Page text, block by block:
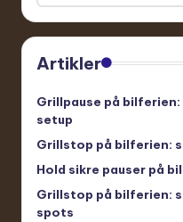
Artikler
Grillpause på
setup
Grillstop på bilferien:
Hold sikre pauser på
Grillstop på bilferien:
spots